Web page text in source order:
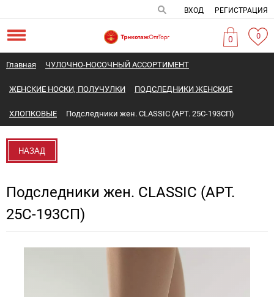
ВХОД РЕГИСТРАЦИЯ
0 0
Главная ЧУЛОЧНО-НОСОЧНЫЙ АССОРТИМЕНТ
ЖЕНСКИЕ НОСКИ, ПОЛУЧУЛКИ ПОДСЛЕДНИКИ ЖЕНСКИЕ
ХЛОПКОВЫЕ Подследники жен. CLASSIC (АРТ. 25С-193СП)
НАЗАД
Подследники жен. CLASSIC (АРТ.
25С-193СП)